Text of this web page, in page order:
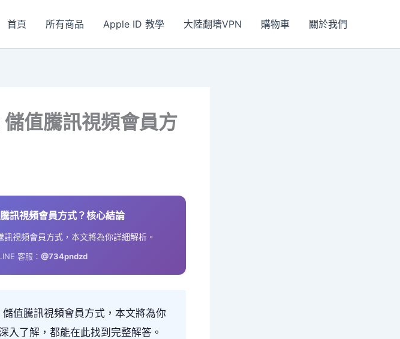
首頁 所有商品 Apple ID 教學 大陸翻墻VPN 購物車 關於我們
值騰訊視頻會員方
訊視頻會員方式？核心結論
視頻會員方式，本文將為你詳細解析。
客服： @734pndzd
值騰訊視頻會員方式，本文將為你
入了解，都能在此找到完整解答。